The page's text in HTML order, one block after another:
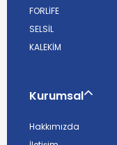
FORLİFE
SELSİL
KALEKİM
Kurumsal
Hakkımızda